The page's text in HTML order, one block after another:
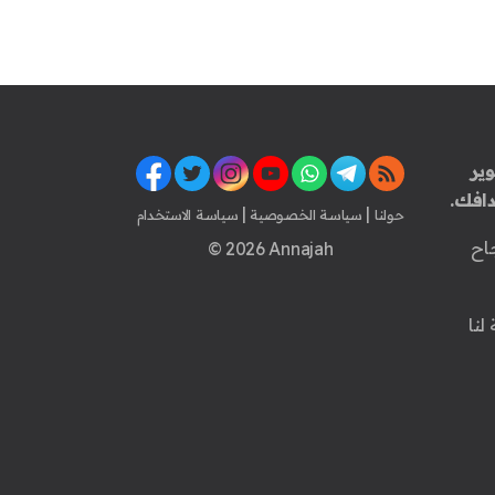
حولنا | سياسة الخصوصية | سياسة الاستخدام
© 2026 Annajah